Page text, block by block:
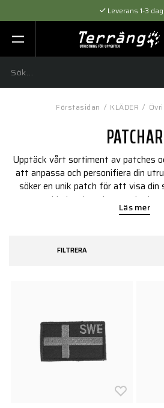
Leverans 1-3
Flexibel betalning med
Expertråd &
Förstasidan / KLÄDER /
PATCHAR
Upptäck vårt sortiment av patches
att anpassa och personifiera din
söker en unik patch för att visa din
grupp, erbjuder vi ett brett utbud av
Läs mer
FILTRERA